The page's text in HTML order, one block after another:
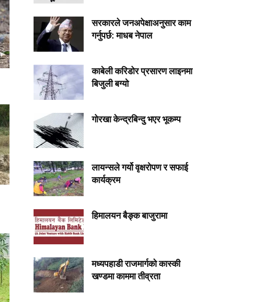
सरकारले जनअपेक्षाअनुसार काम
गर्नुपर्छ: माधब नेपाल
काबेली करिडोर प्रसारण लाइनमा
बिजुली बग्यो
गोरखा केन्द्रबिन्दु भएर भूकम्प
लायन्सले गर्यो वृक्षरोपण र सफाई
कार्यक्रम
हिमालयन बैङ्क बाजुरामा
मध्यपहाडी राजमार्गको कास्की
खण्डमा काममा तीव्रता